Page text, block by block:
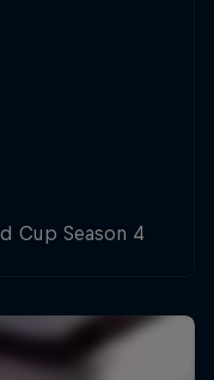
Cup Season 4